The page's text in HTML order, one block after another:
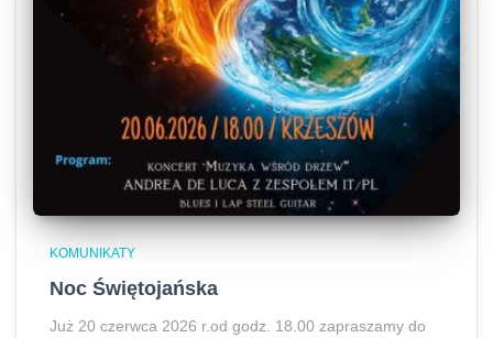
KOMUNIKATY
Noc Świętojańska
Już 20 czerwca 2026 r.od godz. 18.00 zapraszamy do